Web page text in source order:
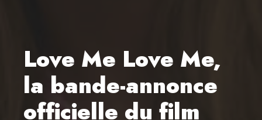
Love Me Love Me,
la bande-annonce
officielle du film